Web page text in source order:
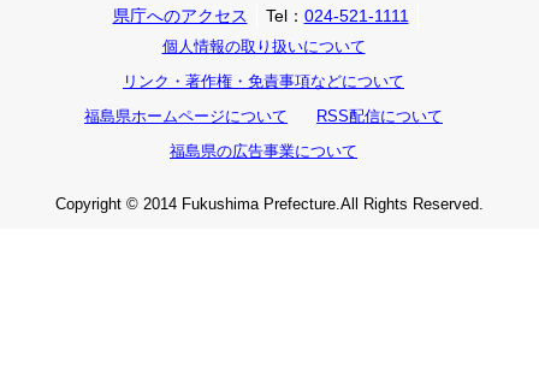
県庁へのアクセス Tel： 024-521-1111
個人情報の取り扱いについて
リンク・著作権・免責事項などについて
福島県ホームページについて
RSS配信について
福島県の広告事業について
Copyright © 2014 Fukushima Prefecture.All Rights Reserved.